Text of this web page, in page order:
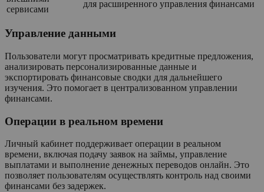
сервисами
для расширенного управления финансами
Управление данными
Пользователи могут просматривать кредитные предложения,
анализировать персонализированные данные и
экспортировать финансовые сводки для дальнейшего
изучения. Это помогает в централизованном управлении
финансами.
Операции в реальном времени
Личный кабинет поддерживает операции в реальном
времени, включая подачу заявок на займы, управление
выплатами и выполнение денежных переводов онлайн. Это
позволяет пользователям осуществлять контроль над своими
финансами без задержек.